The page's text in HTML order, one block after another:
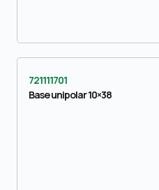
721111701
Base unipolar 10×38